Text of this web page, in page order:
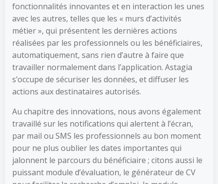
fonctionnalités innovantes et en interaction les unes
avec les autres, telles que les « murs d’activités
métier », qui présentent les dernières actions
réalisées par les professionnels ou les bénéficiaires,
automatiquement, sans rien d’autre à faire que
travailler normalement dans l’application. Astagia
s’occupe de sécuriser les données, et diffuser les
actions aux destinataires autorisés.
Au chapitre des innovations, nous avons également
travaillé sur les notifications qui alertent à l’écran,
par mail ou SMS les professionnels au bon moment
pour ne plus oublier les dates importantes qui
jalonnent le parcours du bénéficiaire ; citons aussi le
puissant module d’évaluation, le générateur de CV